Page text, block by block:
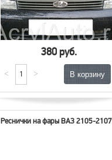
380 руб.
< >
Реснички на фары ВАЗ 2105-2107